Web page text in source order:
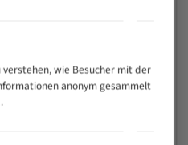
Zahnbruch auch bei
(Materialmischung,
wie Besucher mit der
anonym gesammelt